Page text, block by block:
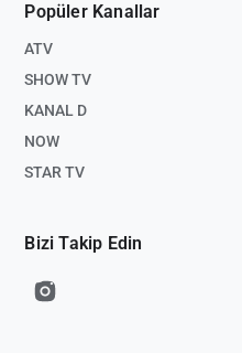
Popüler Kanallar
ATV
SHOW TV
KANAL D
NOW
STAR TV
Bizi Takip Edin